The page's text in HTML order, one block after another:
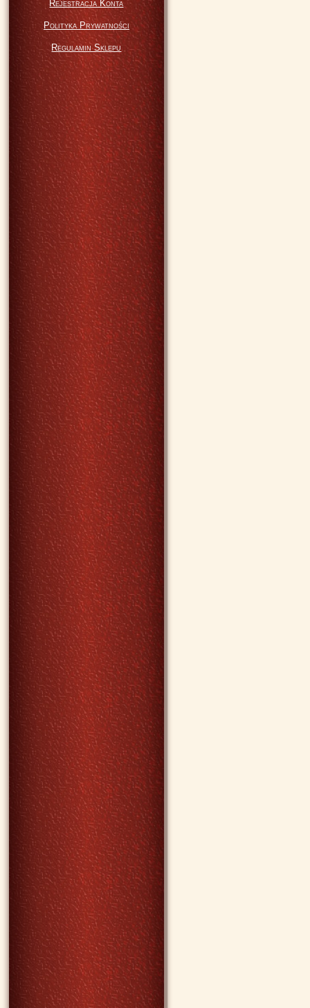
Rejestracja Konta
Polityka Prywatności
Regulamin Sklepu